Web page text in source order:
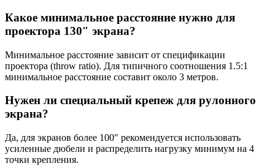
Какое минимальное расстояние нужно для
проектора 130″ экрана?
Минимальное расстояние зависит от спецификации
проектора (throw ratio). Для типичного соотношения 1.5:1
минимальное расстояние составит около 3 метров.
Нужен ли специальный крепеж для рулонного
экрана?
Да, для экранов более 100″ рекомендуется использовать
усиленные дюбели и распределить нагрузку минимум на 4
точки крепления.